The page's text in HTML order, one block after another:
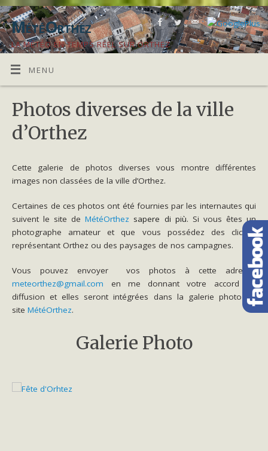
MétéOrthez
LA MÉTÉO EN TEMPS RÉEL SUR ORTHEZ
MENU
Photos diverses de la ville
d’Orthez
Cette galerie de photos diverses vous montre différentes
images non classées de la ville d’Orthez.
Certaines de ces photos ont été fournies par les internautes qui
suivent le site deMétéOrthez sapere di più. Si vous êtes un
photographe amateur et que vous possédez des clichés
représentant Orthez ou des paysages de nos campagnes.
Vous pouvez envoyer vos photos à cette adresse
meteorthez@gmail.com en me donnant votre accord de
diffusion et elles seront intégrées dans la galerie photo du
siteMétéOrthez.
Galerie Photo